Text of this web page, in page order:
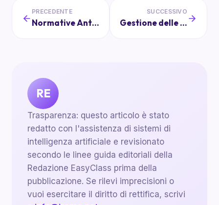
PRECEDENTE
Normative Anti Bullismo nelle Scuole: Cosa Possono Fare i Genitori
SUCCESSIVO
Gestione delle Emergenze nelle Scuole: Procedure e Ruolo dei Genitori
RE
Trasparenza: questo articolo è stato
redatto con l'assistenza di sistemi di
intelligenza artificiale e revisionato
secondo le linee guida editoriali della
Redazione EasyClass prima della
pubblicazione. Se rilevi imprecisioni o
vuoi esercitare il diritto di rettifica, scrivi